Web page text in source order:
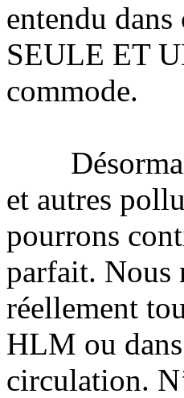
entendu
SEULE ET
commode.
et autres
pourrons
parfait. Nous
réellement
HLM ou
circulation.